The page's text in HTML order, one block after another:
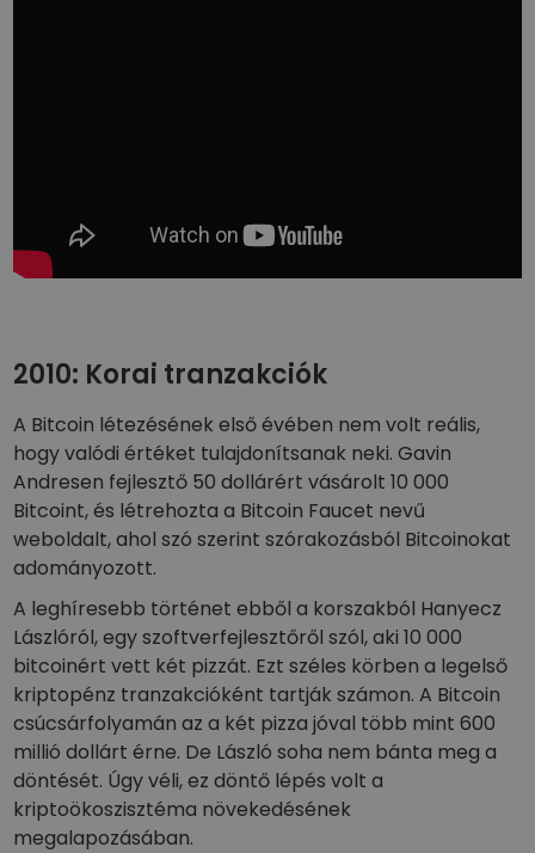
2010: Korai tranzakciók
A Bitcoin létezésének első évében nem volt reális,
hogy valódi értéket tulajdonítsanak neki. Gavin
Andresen fejlesztő 50 dollárért vásárolt 10 000
Bitcoint, és létrehozta a Bitcoin Faucet nevű
weboldalt, ahol szó szerint szórakozásból Bitcoinokat
adományozott.
A leghíresebb történet ebből a korszakból Hanyecz
Lászlóról, egy szoftverfejlesztőről szól, aki 10 000
bitcoinért vett két pizzát. Ezt széles körben a legelső
kriptopénz tranzakcióként tartják számon. A Bitcoin
csúcsárfolyamán az a két pizza jóval több mint 600
millió dollárt érne. De László soha nem bánta meg a
döntését. Úgy véli, ez döntő lépés volt a
kriptoökoszisztéma növekedésének
megalapozásában.